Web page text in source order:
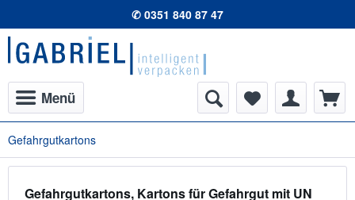
✆ 0351 840 87 47
Menü
Gefahrgutkartons
Gefahrgutkartons, Kartons für Gefahrgut mit UN